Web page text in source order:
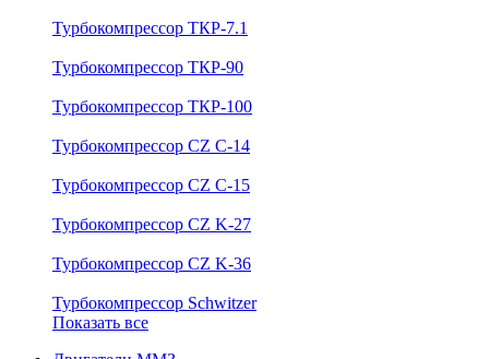
Турбокомпрессор ТКР-7.1
Турбокомпрессор ТКР-90
Турбокомпрессор ТКР-100
Турбокомпрессор CZ C-14
Турбокомпрессор CZ C-15
Турбокомпрессор CZ K-27
Турбокомпрессор CZ K-36
Турбокомпрессор Schwitzer
Показать все